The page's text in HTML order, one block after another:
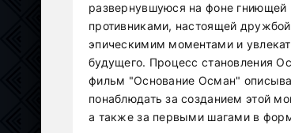
развернувшуюся на фоне
противниками, настоящей
эпическимим моментами и
будущего. Процесс становления
фильм "Основание Осман"
понаблюдать за созданием этой
а также за первыми шагами в